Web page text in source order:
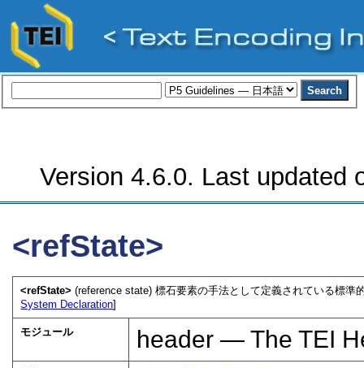
Version 4.6.0. Last updated
<refState>
<refState>(reference state) 標石要素の手法として定義されている標準
System Declaration]
モジュール header — The TEI